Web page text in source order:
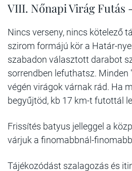
VIII. Nőnapi Virág Futás
Nincs verseny, nincs kötelező
szirom formájú kör a Határ-
szabadon választott darabot
sorrendben lefuthatsz. Minden
végén virágok várnak rád. Ha
begyűjtöd, kb 17 km-t futottál
Frissítés batyus jelleggel a
várjuk a finomabbnál-
Tájékozódást szalagozás és